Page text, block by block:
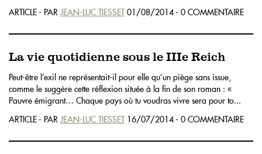
ARTICLE - PAR JEAN-LUC TIESSET01/08/2014 - 0 COMMENTAIRE
La vie quotidienne sous le IIIe Reich
Peut-être l’exil ne représentait-il pour elle qu’un piège sans issue,
comme le suggère cette réflexion située à la fin de son roman : «
Pauvre émigrant… Chaque pays où tu voudras vivre sera pour to...
ARTICLE - PAR JEAN-LUC TIESSET16/07/2014 - 0 COMMENTAIRE